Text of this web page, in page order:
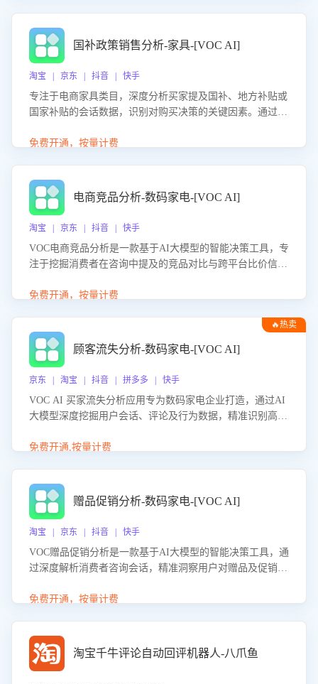
国补政策销售分析-家具-[VOC AI]
淘宝 | 京东 | 抖音 | 快手
专注于电商家具类目，深度分析买家提及国补、地方补贴或
国家补贴的会话数据，识别对购买决策的关键因素。通过AI
化策略，助力商家利用国补政策提升GMV。
免费开通，按量计费
电商竞品分析-数码家电-[VOC AI]
淘宝 | 京东 | 抖音 | 快手
VOC电商竞品分析是一款基于AI大模型的智能决策工具，专
注于挖掘消费者在咨询中提及的竞品对比与跨平台比价信
商品信息，进行多维度交叉对比，并分析消费者的比价行
企业优化营销话术、突出产品与服务优势，有效提升咨询转
化率，避免陷入单纯价格竞争，实现精准扬长避短。
免费开通，按量计费
🔥热卖
顾客流失分析-数码家电-[VOC AI]
京东 | 淘宝 | 抖音 | 拼多多 | 快手
VOC AI 买家流失分析应用专为数码家电企业打造，通过AI
大模型深度挖掘用户会话、评论及行为数据，精准识别高流
应延迟、竞品价格冲击等。系统自动输出可落地的挽回策
免费开通,按量计费
赠品促销分析-数码家电-[VOC AI]
淘宝 | 京东 | 抖音 | 快手
VOC赠品促销分析是一款基于AI大模型的智能决策工具，通
过深度解析消费者咨询会话，精准洞察用户对赠品及促销政
销诉求，帮助企业制定个性化赠品组合策略，优化资源投放
免费开通，按量计费
淘宝千牛评论自动回评机器人-八爪鱼